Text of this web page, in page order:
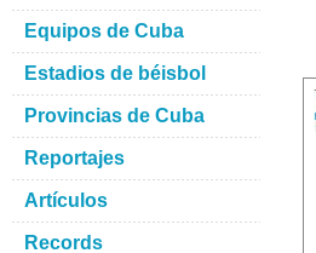
Equipos de Cuba
Estadios de béisbol
Provincias de Cuba
Reportajes
Artículos
Records